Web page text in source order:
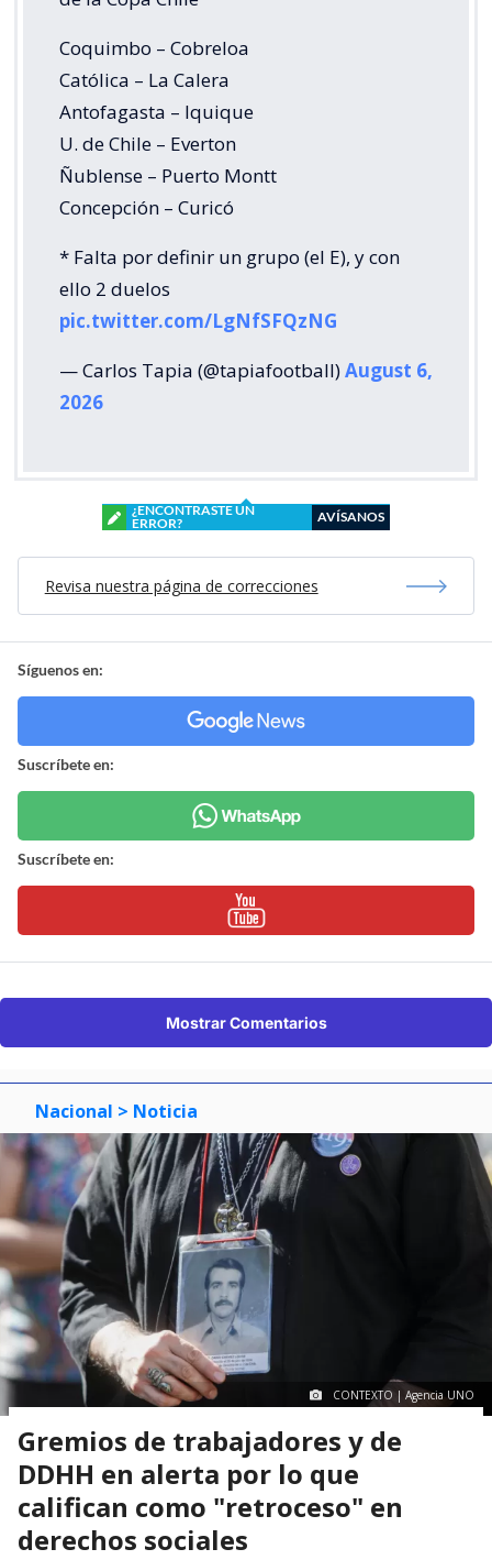
Coquimbo – Cobreloa
Católica – La Calera
Antofagasta – Iquique
U. de Chile – Everton
Ñublense – Puerto Montt
Concepción – Curicó
* Falta por definir un grupo (el E), y con
ello 2 duelos
pic.twitter.com/LgNfSFQzNG
— Carlos Tapia (@tapiafootball)August 6,
2026
¿ENCONTRASTE UN
ERROR?
AVÍSANOS
Revisa nuestra página de correcciones
Síguenos en:
Suscríbete en:
Suscríbete en:
Mostrar Comentarios
Nacional > Noticia
CONTEXTO | Agencia UNO
Gremios de trabajadores y de
DDHH en alerta por lo que
califican como "retroceso" en
derechos sociales